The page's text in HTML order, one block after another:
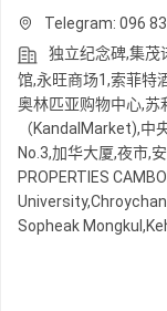
Telegram: 096
独立纪念碑,集茂
馆,永旺商场1,索菲特
奥林匹亚购物中心,苏
（KandalMarket),中
No.3,加华大厦,夜市,
PROPERTIES
Sopheak